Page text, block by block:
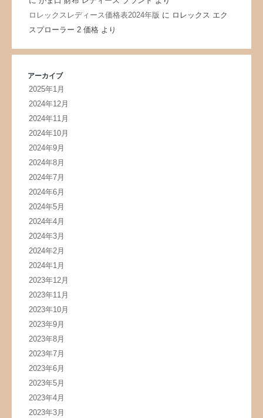
ロレックスレディース価格表2024年版 に ロレックス エク
スプローラー 2 価格より
アーカイブ
2025年1月
2024年12月
2024年11月
2024年10月
2024年9月
2024年8月
2024年7月
2024年6月
2024年5月
2024年4月
2024年3月
2024年2月
2024年1月
2023年12月
2023年11月
2023年10月
2023年9月
2023年8月
2023年7月
2023年6月
2023年5月
2023年4月
2023年3月